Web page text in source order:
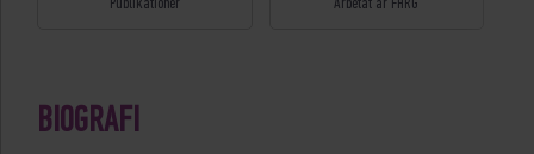
Publikationer Arbetat år FHRG
BIOGRAFI